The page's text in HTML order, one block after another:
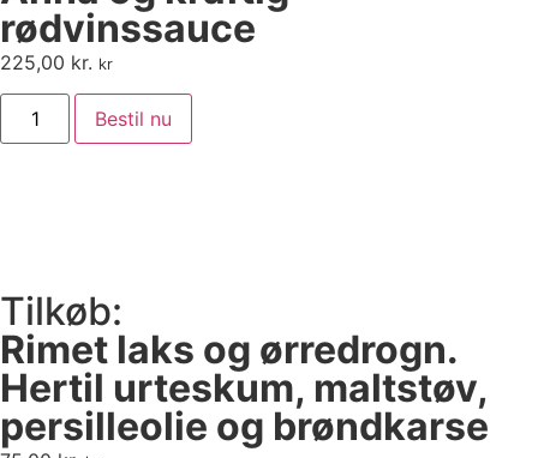
rødvinssauce
225,00 kr. kr
Bestil nu
Tilkøb:
Rimet laks og ørredrogn.
Hertil urteskum, maltstøv,
persilleolie og brøndkarse